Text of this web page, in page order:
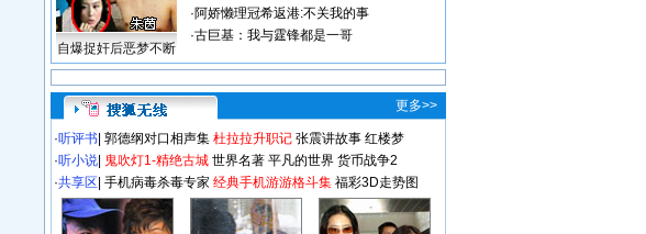
自爆捉奸后恶梦不断
·阿娇懒理冠希返港:不关我的事
·古巨基：我与霆锋都是一哥
更多>>
·听评书 郭德纲对口相声集 杜拉拉升职记 张震讲故事 红楼梦
·听小说 鬼吹灯1-精绝古城 世界名著 平凡的世界 货币战争2
·共享区 手机病毒杀毒专家 经典手机游游格斗集 福彩3D走势图